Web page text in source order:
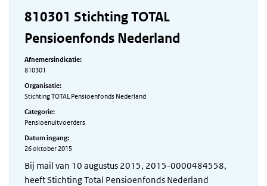
810301 Stichting TOTAL
Pensioenfonds Nederland
Afnemersindicatie:
810301
Organisatie:
Stichting TOTAL Pensioenfonds Nederland
Categorie:
Pensioenuitvoerders
Datum ingang:
26 oktober 2015
Bij mail van 10 augustus 2015, 2015-0000484558,
heeft Stichting Total Pensioenfonds Nederland